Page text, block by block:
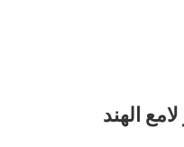
الهند